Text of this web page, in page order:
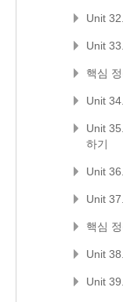
Unit
Unit
핵심
Unit
Unit
하기
Unit
Unit
핵심
Unit
Unit